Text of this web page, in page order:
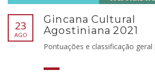
23
AGO
Gincana Cultural
Agostiniana 2021
Pontuações e classificação